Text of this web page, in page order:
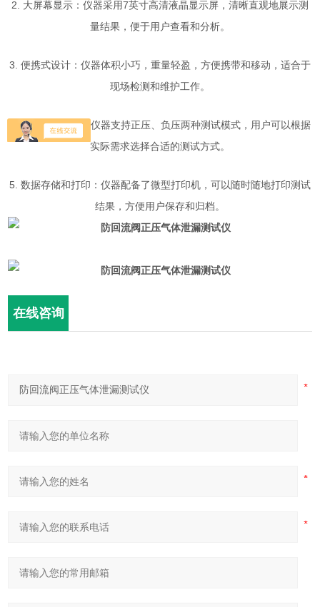
2. 大屏幕显示：仪器采用7英寸高清液晶显示屏，清晰直观地展示测
量结果，便于用户查看和分析。
3. 便携式设计：仪器体积小巧，重量轻盈，方便携带和移动，适合于
现场检测和维护工作。
4. 多种测试模式：仪器支持正压、负压两种测试模式，用户可以根据
实际需求选择合适的测试方式。
5. 数据存储和打印：仪器配备了微型打印机，可以随时随地打印测试
结果，方便用户保存和归档。
在线咨询